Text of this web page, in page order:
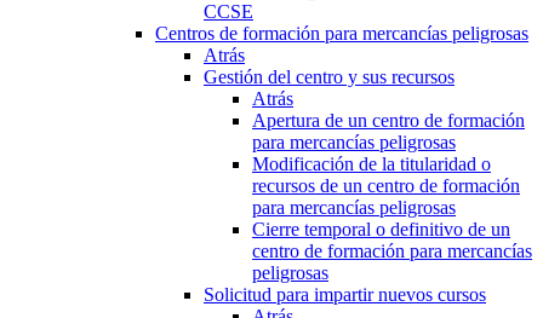
CCSE
Centros de formación para mercancías peligrosas
Atrás
Gestión del centro y sus recursos
Atrás
Apertura de un centro de formación
para mercancías peligrosas
Modificación de la titularidad o
recursos de un centro de formación
para mercancías peligrosas
Cierre temporal o definitivo de un
centro de formación para mercancías
peligrosas
Solicitud para impartir nuevos cursos